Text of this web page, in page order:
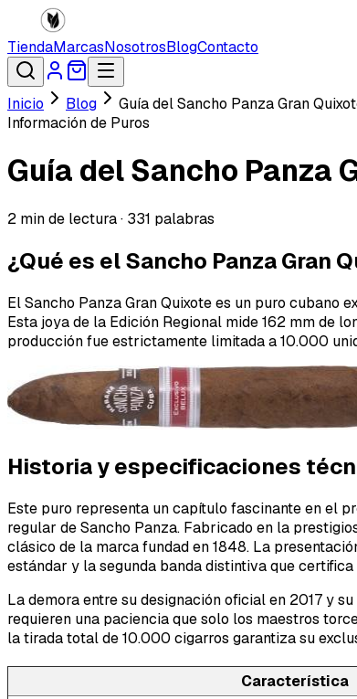
TiendaMarcasNosotrosBlogContacto
Inicio Blog
Guía del Sancho Panza Gran
Información de Puros
Guía del Sancho Panza
2 min de lectura · 331 palabras
¿Qué es el Sancho Panza Gran
El Sancho Panza Gran Quixote es un puro cubano
Esta joya de la Edición Regional mide 162 mm de
producción fue estrictamente limitada a 10.000
Historia y especificaciones
Este puro representa un capítulo fascinante en el
regular de Sancho Panza. Fabricado en la
clásico de la marca fundad en 1848. La
estándar y la segunda banda distintiva que
La demora entre su designación oficial en 2017 y
requieren una paciencia que solo los maestros
la tirada total de 10.000 cigarros garantiza su
Característica